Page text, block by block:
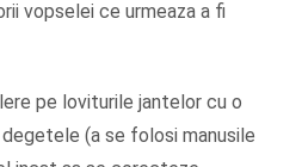
vopselei ce urmeaza a fi
pe loviturile jantelor cu o
(a se folosi manusile